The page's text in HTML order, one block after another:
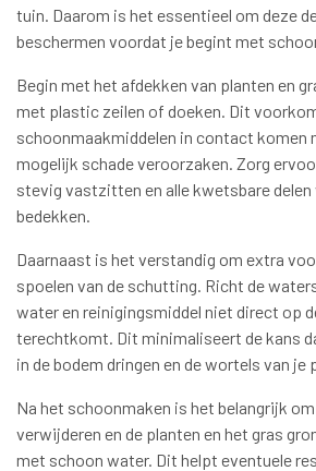
tuin. Daarom is het essentieel om deze
beschermen voordat je begint met
Begin met het afdekken van planten en
met plastic zeilen of doeken. Dit
schoonmaakmiddelen in contact komen
mogelijk schade veroorzaken. Zorg
stevig vastzitten en alle kwetsbare delen
bedekken.
Daarnaast is het verstandig om extra
spoelen van de schutting. Richt de
water en reinigingsmiddel niet direct op
terechtkomt. Dit minimaliseert de kans
in de bodem dringen en de wortels van je
Na het schoonmaken is het belangrijk
verwijderen en de planten en het gras
met schoon water. Dit helpt eventuele